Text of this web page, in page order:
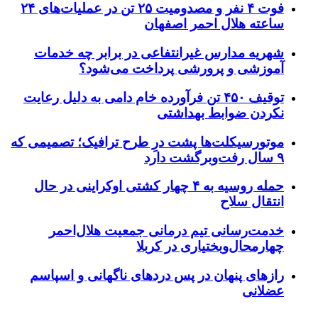
فوت ۴ نفر و مصدومیت ۲۵ تن در عملیات‌های ۲۴
ساعته هلال احمر اصفهان
شهریه مدارس غیرانتفاعی در برابر چه خدمات
آموزشی و پرورشی پرداخت می‌شود؟
توقیف ۴۵۰ تن فرآورده خام دامی به دلیل رعایت
نکردن ضوابط بهداشتی
موتورسیکلت‌ها پشت درِ طرح ترافیک؛ تصمیمی که
۹ سال رفت‌وبرگشت دارد
حمله روسیه به ۴ چهار کشتی اوکراینی در حال
انتقال سلاح
خدمت‌رسانی تیم درمانی جمعیت هلال‌احمر
چهارمحال‌وبختیاری در کربلا
رازهای پنهان در پس دردهای ناگهانی و اسپاسم
عضلانی